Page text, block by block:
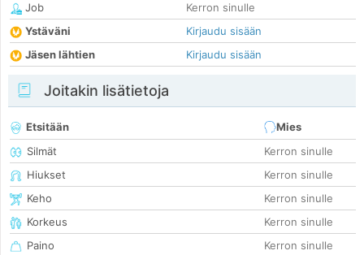
Job
Kerron sinulle
Ystäväni
Kirjaudu sisään
Jäsen lähtien
Kirjaudu sisään
Joitakin lisätietoja
Etsitään
Mies
Silmät
Kerron sinulle
Hiukset
Kerron sinulle
Keho
Kerron sinulle
Korkeus
Kerron sinulle
Paino
Kerron sinulle